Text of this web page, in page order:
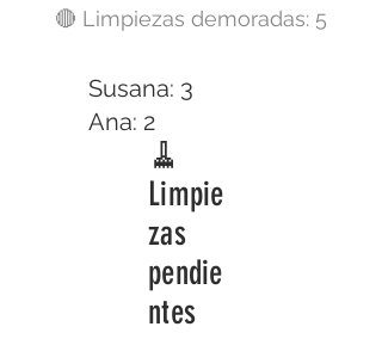
🔴 Limpiezas demoradas: 5
Susana: 3
Ana: 2
Marta: 2
Ana: 1
Marta: 1
🧹
Limpie
zas
pendie
ntes